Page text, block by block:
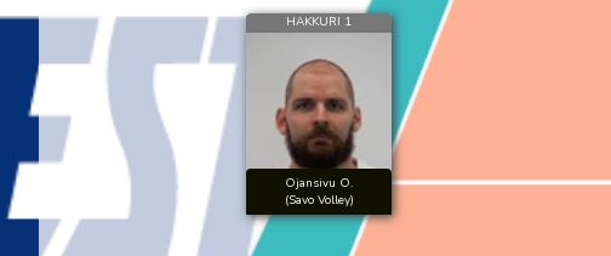
HAKKURI 1
Ojansivu O.
(Savo Volley)